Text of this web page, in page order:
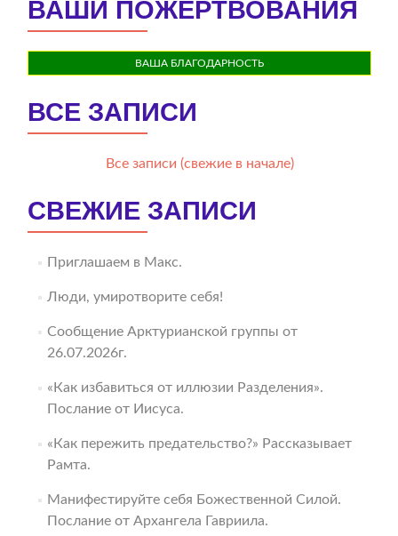
ВАШИ ПОЖЕРТВОВАНИЯ
ВАША БЛАГОДАРНОСТЬ
ВСЕ ЗАПИСИ
Все записи (свежие в начале)
СВЕЖИЕ ЗАПИСИ
Приглашаем в Макс.
Люди, умиротворите себя!
Сообщение Арктурианской группы от
26.07.2026г.
«Как избавиться от иллюзии Разделения».
Послание от Иисуса.
«Как пережить предательство?» Рассказывает
Рамта.
Манифестируйте себя Божественной Силой.
Послание от Архангела Гавриила.